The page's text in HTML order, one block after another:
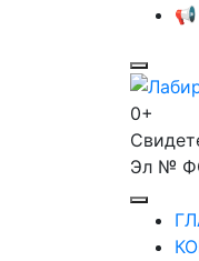
0+
Эл №